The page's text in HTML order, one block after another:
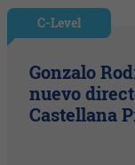
C-Level
Gonzalo
nuevo
Castellana